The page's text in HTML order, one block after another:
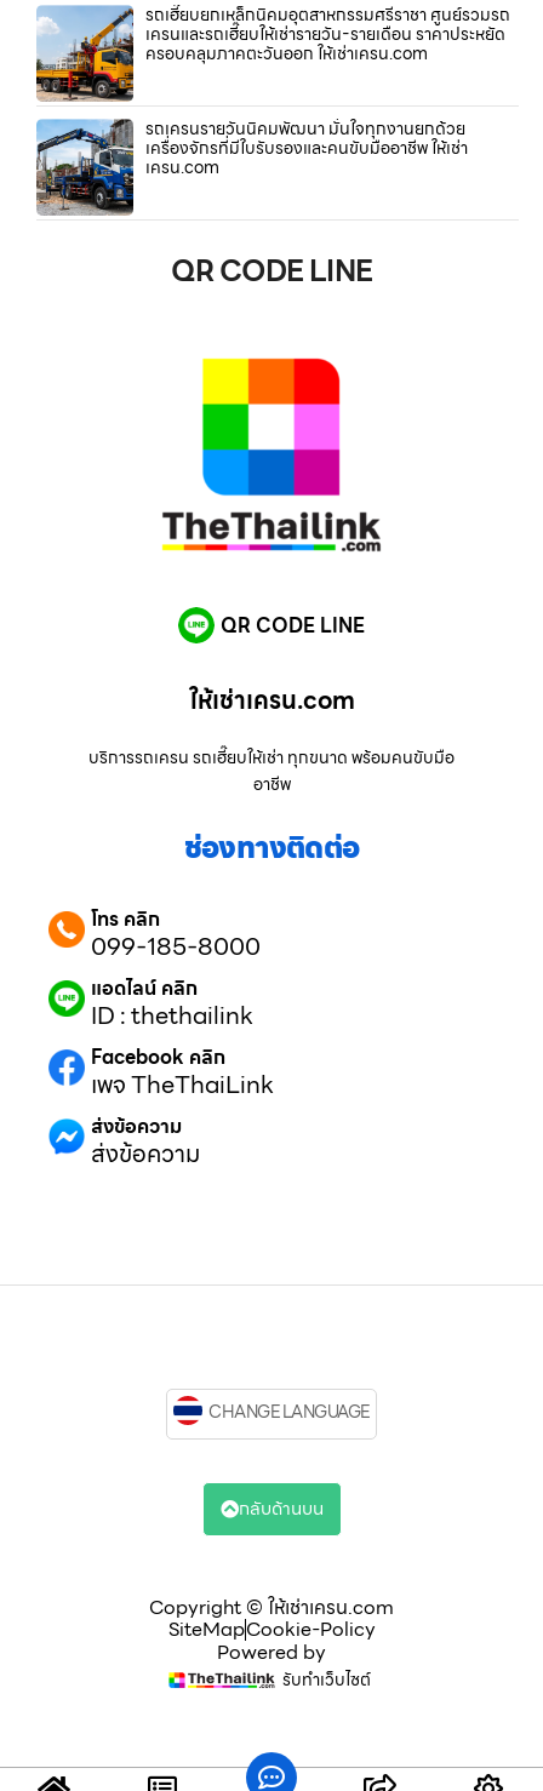
รถเฮี๊ยบยกเหล็กนิคมอุตสาหกรรมศรีราชา ศูนย์รวมรถ
เครนและรถเฮี๊ยบให้เช่ารายวัน-รายเดือน ราคาประหยัด
ครอบคลุมภาคตะวันออก ให้เช่าเครน.com
รถเครนรายวันนิคมพัฒนา มั่นใจทุกงานยกด้วย
เครื่องจักรที่มีใบรับรองและคนขับมืออาชีพ ให้เช่า
เครน.com
QR CODE LINE
QR CODE LINE
ให้เช่าเครน.com
บริการรถเครน รถเฮี๊ยบให้เช่า ทุกขนาด พร้อมคนขับมือ
อาชีพ
ช่องทางติดต่อ
โทร คลิก
099-185-8000
แอดไลน์ คลิก
ID : thethailink
Facebook คลิก
เพจ TheThaiLink
ส่งข้อความ
ส่งข้อความ
Copyright © ให้เช่าเครน.com
SiteMapCookie-Policy
Powered by
รับทำเว็บไซต์
CHANGE LANGUAGE
กลับด้านบน